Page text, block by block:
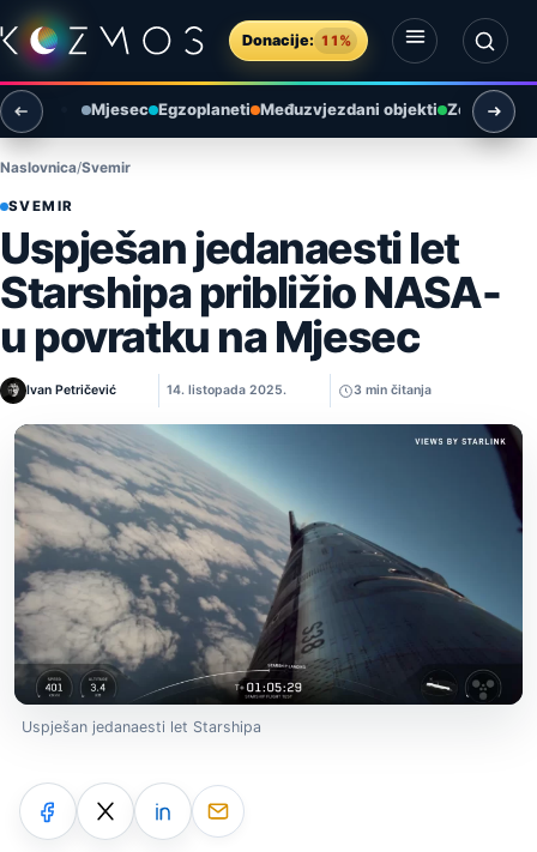
Preskoči na sadržaj
Donacije: 11%
Otvori izbornik
Otvori pretragu
Mjesec Egzoplaneti Međuzvjezdani objekti Zemlja i
Naslovnica Svemir
SVEMIR
Uspješan jedanaesti let
Starshipa približio NASA-
u povratku na Mjesec
Ivan Petričević 14. listopada 2025. 3 min čitanja
Uspješan jedanaesti let Starshipa